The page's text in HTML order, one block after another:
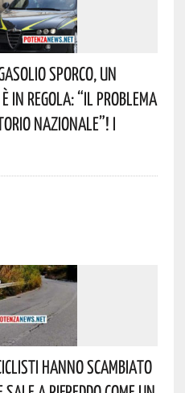
Sporco, Un
In Regola: “il Problema
Nazionale”! I
Hanno Scambiato